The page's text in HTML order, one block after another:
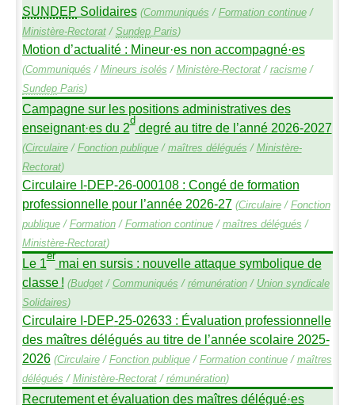
SUNDEP Solidaires (Communiqués / Formation continue/
Ministère-Rectorat/ SundepParis)
Motion d’actualité : Mineur·es non accompagné·es
(Communiqués / Mineurs isolés / Ministère-Rectorat/ racisme/
SundepParis)
Campagne sur les positions administratives des
enseignant·es du 2ddegré au titre de l’anné 2026-2027
(Circulaire/ Fonction publique/ maîtres délégués / Ministère-
Rectorat)
Circulaire I-DEP-26-000108 : Congé de formation
professionnelle pour l’année 2026-27 (Circulaire/ Fonction
publique/ Formation/ Formation continue/ maîtres délégués /
Ministère-Rectorat)
Le 1ermai en sursis : nouvelle attaque symbolique de
classe ! (Budget/ Communiqués / rémunération/ Union syndicale
Solidaires)
Circulaire I-DEP-25-02633 : Évaluation professionnelle
des maîtres délégués au titre de l’année scolaire 2025-
2026 (Circulaire/ Fonction publique/ Formation continue/ maîtres
délégués / Ministère-Rectorat/ rémunération)
Recrutement et évaluation des maîtres délégué·es